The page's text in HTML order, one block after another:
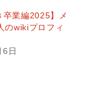
卒業編2025】メ
のwikiプロフィ
6日